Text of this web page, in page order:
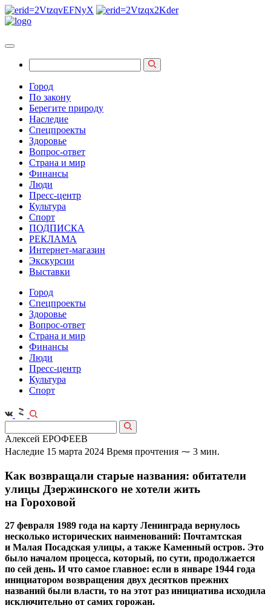
Город
По закону
Берегите природу
Наследие
Спецпроекты
Здоровье
Вопрос-ответ
Страна и мир
Финансы
Люди
Пресс-центр
Культура
Спорт
ПОДПИСКА
РЕКЛАМА
Интернет-магазин
Экскурсии
Выставки
Город
Спецпроекты
Здоровье
Вопрос-ответ
Страна и мир
Финансы
Люди
Пресс-центр
Культура
Спорт
Алексей ЕРОФЕЕВ
Наследие 15 марта 2024 Время прочтения ⁓ 3 мин.
Как возвращали старые названия: обитатели
улицы Дзержинского не хотели жить
на Гороховой
27 февраля 1989 года на карту Ленинграда вернулось
несколько исторических наименований: Почтамтская
и Малая Посадская улицы, а также Каменный остров. Это
было началом процесса, который, по сути, продолжается
по сей день. И что самое главное: если в январе 1944 года
инициатором возвращения двух десятков прежних
названий были власти, то на этот раз инициатива исходила
исключительно от самих горожан.